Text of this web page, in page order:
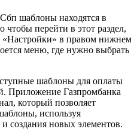
шаблоны находятся в
чтобы перейти в этот раздел,
«Настройки» в правом нижнем
меню, где нужно выбрать
шаблоны для оплаты
Приложение Газпромбанка
который позволяет
используя
создания новых элементов.